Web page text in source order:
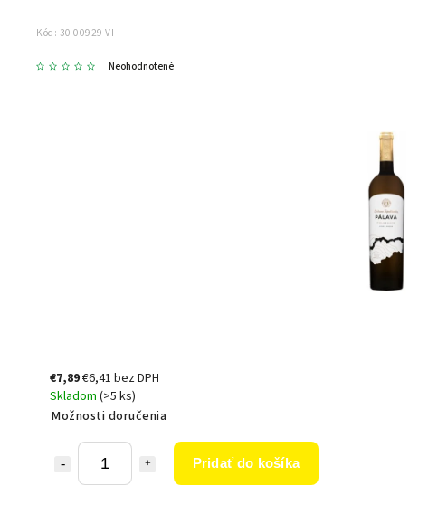
Kód: 30 00929 VI
Neohodnotené
€7,89€6,41 bez DPH
Skladom (>5 ks)
Možnosti doručenia
Pridať do košíka